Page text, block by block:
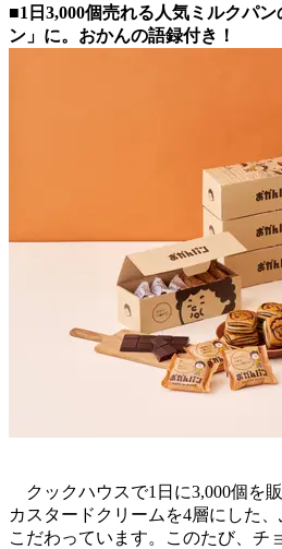
■1日3,000個売れる人気ミルクパ
ン」に。おかんの語録付き！
クックハウスで1日に3,000個を
カスタードクリームを4層にした
こだわっています。このたび、チ